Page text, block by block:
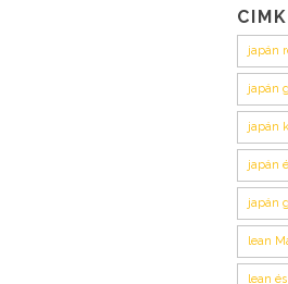
japán
japán
japán
japán
japán
lean
lean